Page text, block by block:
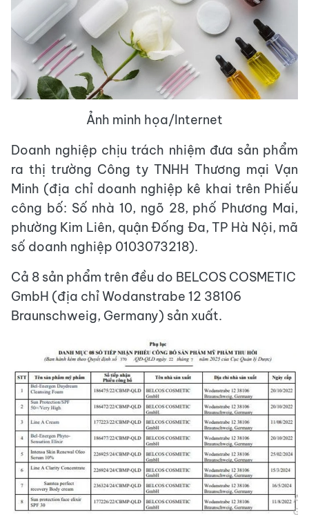
Ảnh minh họa/Internet
Doanh nghiệp chịu trách nhiệm đưa sản phẩm
ra thị trường Công ty TNHH Thương mại Vạn
Minh (địa chỉ doanh nghiệp kê khai trên Phiếu
công bố: Số nhà 10, ngõ 28, phố Phương Mai,
phường Kim Liên, quận Đống Đa, TP Hà Nội, mã
số doanh nghiệp 0103073218).
Cả 8 sản phẩm trên đều do BELCOS COSMETIC
GmbH (địa chỉ Wodanstrabe 12 38106
Braunschweig, Germany) sản xuất.